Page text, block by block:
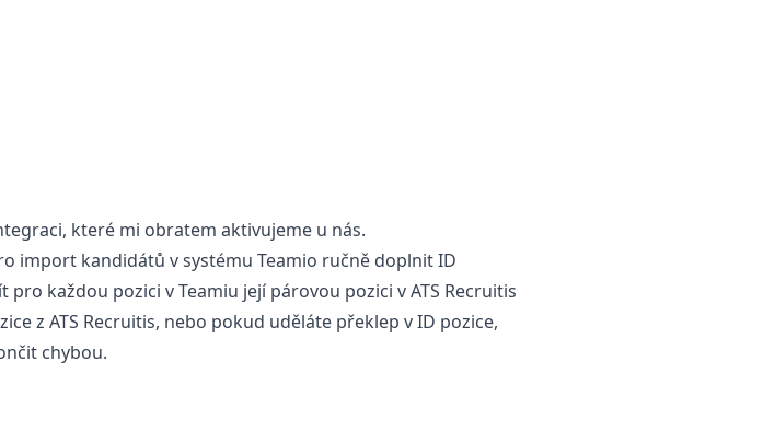
které mi obratem aktivujeme u nás.
import kandidátů v systému Teamio ručně doplnit ID
každou pozici v Teamiu její párovou pozici v ATS Recruitis
z ATS Recruitis, nebo pokud uděláte překlep v ID pozice,
chybou.